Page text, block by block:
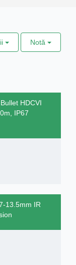
Notă
HDCVI
IP67
13.5mm IR